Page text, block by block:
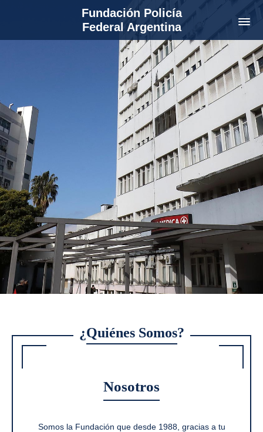
Fundación Policía
Federal Argentina
¿Quiénes Somos?
Nosotros
Somos la Fundación que desde 1988, gracias a tu